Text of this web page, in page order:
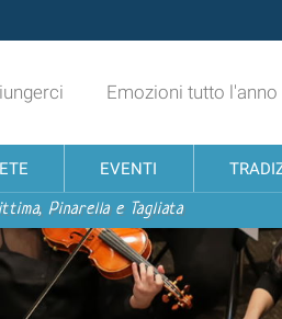
Emozioni tutto l'anno
EVENTI
Pinarella e Tagliata